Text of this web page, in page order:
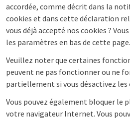
accordée, comme décrit dans la
cookies et dans cette déclaration
vous déjà accepté nos cookies ?
les paramètres en bas de cette page.
Veuillez noter que certaines
peuvent ne pas fonctionner ou ne
partiellement si vous désactivez les
Vous pouvez également bloquer le
votre navigateur Internet. Vous